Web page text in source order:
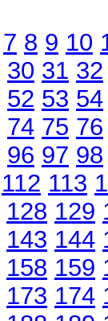
7 8 9 10
30 31 32
52 53 54
74 75 76
96 97 98
112 113
128 129
143 144
158 159
173 174